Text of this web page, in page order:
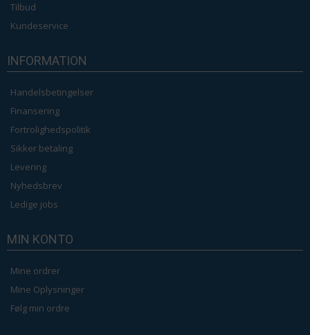
Tilbud
Kundeservice
INFORMATION
Handelsbetingelser
Finansering
Fortrolighedspolitik
Sikker betaling
Levering
Nyhedsbrev
Ledige jobs
MIN KONTO
Mine ordrer
Mine Oplysninger
Følg min ordre